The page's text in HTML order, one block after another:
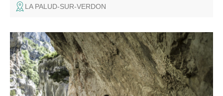
LA PALUD-SUR-VERDON
Située à la fin du Sentier Blanc-Martel et au début du
sentier du Couloir Samson, cette baume au milieu du
tunnel du Baou offre l'une des vues les plus sauvages des
Gorges du Verdon.